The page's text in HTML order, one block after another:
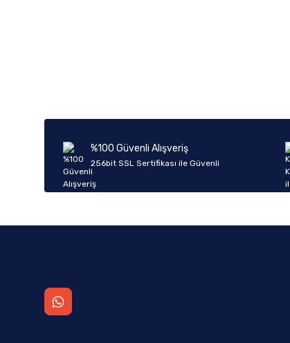
Ürün fiyatı diğer sitelerden daha pahalı.
Bu ürüne benzer farklı alternatifler olmalı.
%100 Güvenli Alışveriş
256bit SSL Sertifikası ile Güvenli